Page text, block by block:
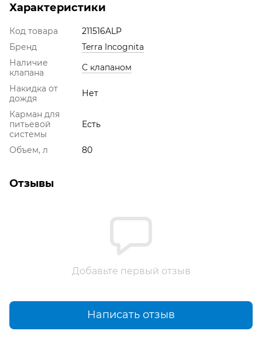
Характеристики
Код товара
211516ALP
Бренд
Terra Incognita
Наличие
клапана
С клапаном
Накидка от
дождя
Нет
Карман для
питьевой
системы
Есть
Объем, л 80
Отзывы
Добавьте первый отзыв
Написать отзыв